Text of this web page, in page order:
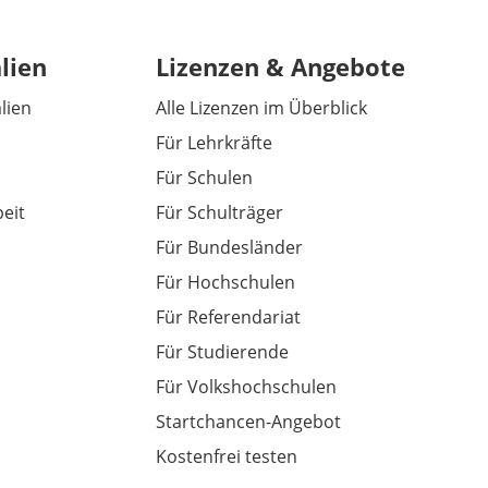
Lizenzen & Angebote
Alle Lizenzen im Überblick
Für Lehrkräfte
Für Schulen
Für Schulträger
Für Bundesländer
Für Hochschulen
Für Referendariat
Für Studierende
Für Volkshochschulen
Startchancen-Angebot
Kostenfrei testen